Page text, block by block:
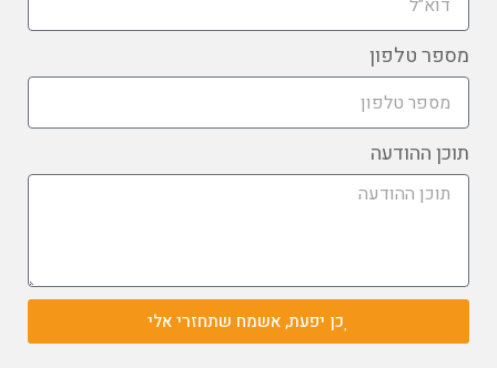
מספר טלפון
תוכן ההודעה
כן יפעת, אשמח שתחזרי אלי